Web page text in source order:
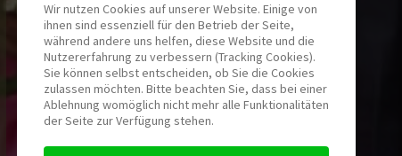
Wir nutzen Cookies auf unserer Website. Einige von
ihnen sind essenziell für den Betrieb der Seite,
während andere uns helfen, diese Website und die
Nutzererfahrung zu verbessern (Tracking Cookies).
Sie können selbst entscheiden, ob Sie die Cookies
zulassen möchten. Bitte beachten Sie, dass bei einer
Ablehnung womöglich nicht mehr alle Funktionalitäten
der Seite zur Verfügung stehen.